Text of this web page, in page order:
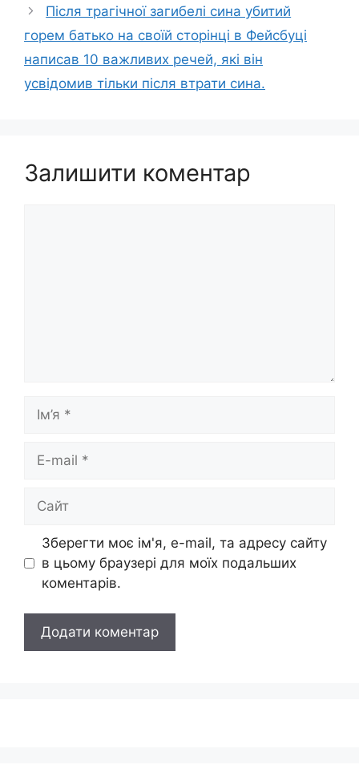
Після трагічної загибелі сина убитий
горем батько на своїй сторінці в Фейсбуці
написав 10 важливих речей, які він
усвідомив тільки після втрати сина.
Залишити коментар
mail
Зберегти моє ім'я, e-mail, та адресу сайту
в цьому браузері для моїх подальших
коментарів.